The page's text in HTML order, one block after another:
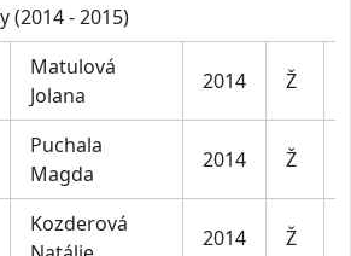
(2014 - 2015)
Matulová
Jolana
2014 Ž
Puchala
Magda
2014 Ž
Kozderová
2014 Ž